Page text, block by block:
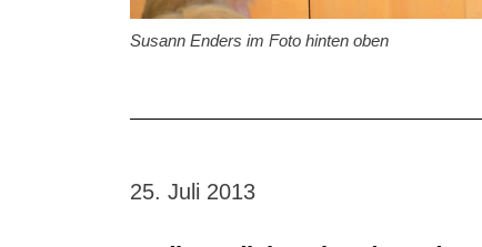
Susann Enders im Foto hinten oben
25. Juli 2013